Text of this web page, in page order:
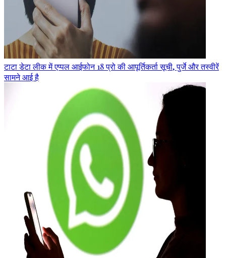
टाटा डेटा लीक में एप्पल आईफोन 18 प्रो की आपूर्तिकर्ता सूची, पुर्जे और तस्वीरें
सामने आई है